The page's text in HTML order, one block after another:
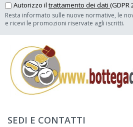
Autorizzo il trattamento dei dati (GDPR
Resta informato sulle nuove normative, le
e ricevi le promozioni riservate agli iscritti.
SEDI E CONTATTI